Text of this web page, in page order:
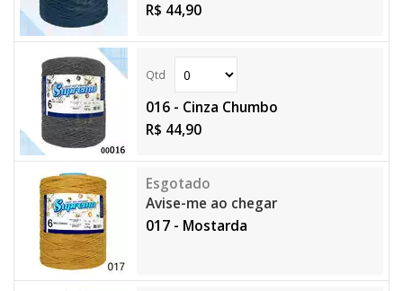
R$ 44,90
016 - Cinza Chumbo
R$ 44,90
Avise-me ao chegar
017 - Mostarda